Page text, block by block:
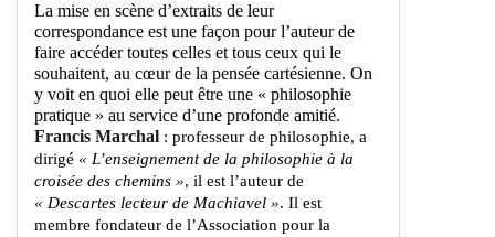
La mise en scène d’extraits de leur
correspondance est une façon pour l’auteur de
faire accéder toutes celles et tous ceux qui le
souhaitent, au cœur de la pensée cartésienne. On
y voit en quoi elle peut être une « philosophie
pratique » au service d’une profonde amitié.
Francis Marchal : professeur de philosophie, a
dirigé « L’enseignement de la philosophie à la
croisée des chemins », il est l’auteur de
« Descartes lecteur de Machiavel ». Il est
membre fondateur de l’Association pour la